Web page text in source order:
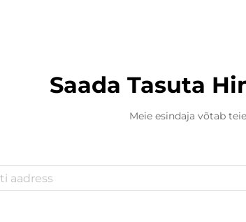
Saada Tasuta
Meie esindaja võtab